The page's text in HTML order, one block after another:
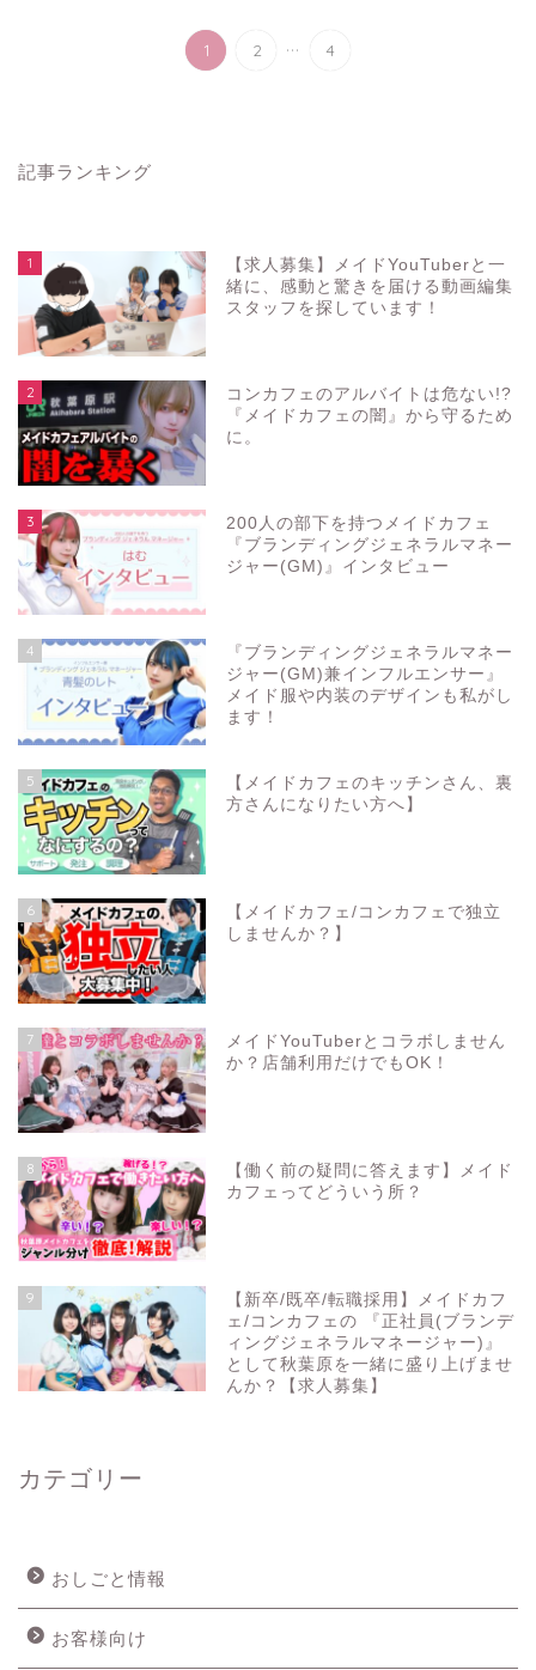
1 2 ... 4
記事ランキング
1
【求人募集】メイドYouTuberと一
緒に、感動と驚きを届ける動画編集
スタッフを探しています！
2
コンカフェのアルバイトは危ない!?
『メイドカフェの闇』から守るため
に。
3
200人の部下を持つメイドカフェ
『ブランディングジェネラルマネー
ジャー(GM)』インタビュー
4
『ブランディングジェネラルマネー
ジャー(GM)兼インフルエンサー』
メイド服や内装のデザインも私がし
ます！
5
【メイドカフェのキッチンさん、裏
方さんになりたい方へ】
6
【メイドカフェ/コンカフェで独立
しませんか？】
7
メイドYouTuberとコラボしません
か？店舗利用だけでもOK！
8
【働く前の疑問に答えます】メイド
カフェってどういう所？
9
【新卒/既卒/転職採用】メイドカフ
ェ/コンカフェの 『正社員(ブランデ
ィングジェネラルマネージャー)』
として秋葉原を一緒に盛り上げませ
んか？【求人募集】
カテゴリー
おしごと情報
お客様向け